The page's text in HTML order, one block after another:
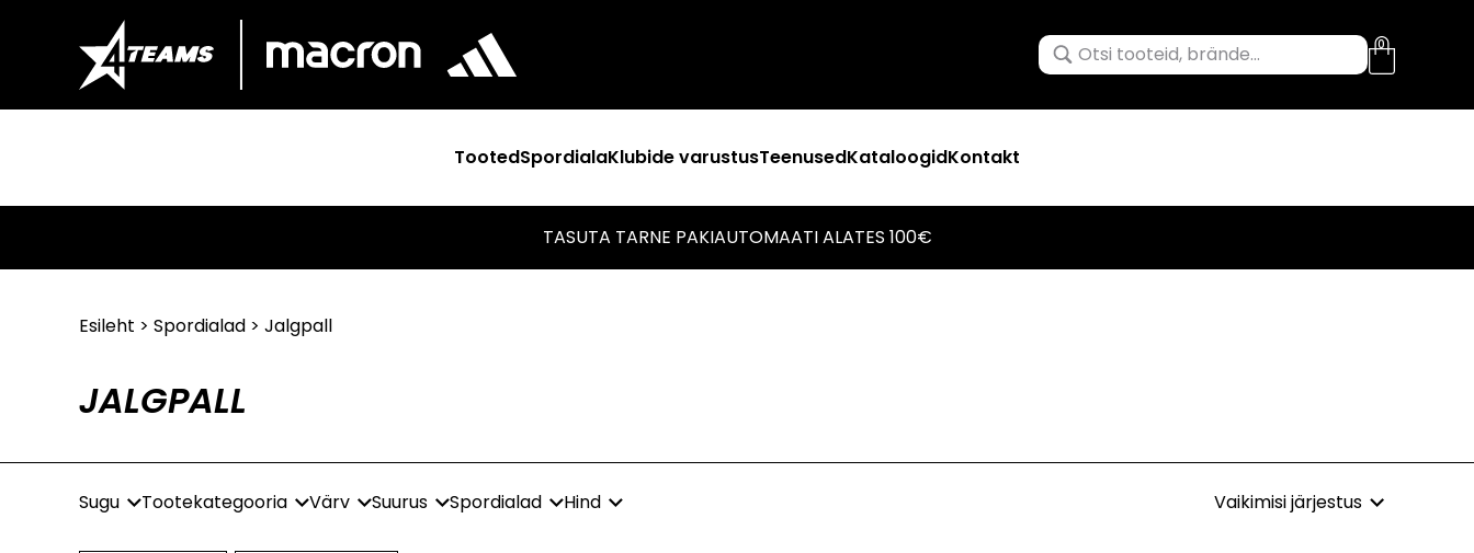
0
TootedSpordialaKlubide varustusTeenusedKataloogidKontakt
TASUTA TARNE PAKIAUTOMAATI ALATES 100€
Esileht > Spordialad > Jalgpall
JALGPALL
Sugu Tootekategooria Värv Suurus Spordialad Hind